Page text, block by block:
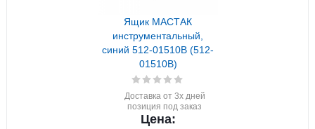
Ящик МАСТАК
инструментальный,
синий 512-01510B (512-
01510B)
Доставка от 3х дней
позиция под заказ
Цена: